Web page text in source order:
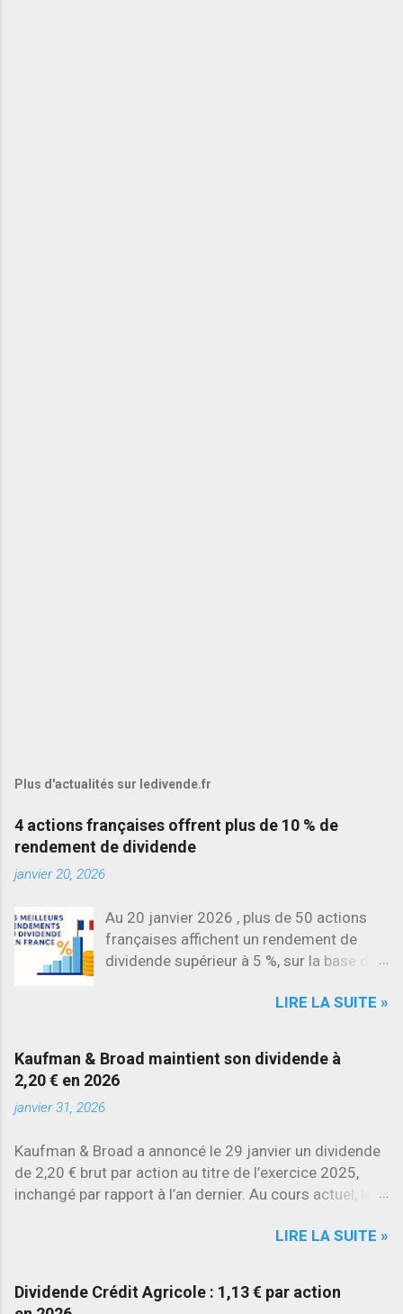
Plus d'actualités sur ledivende.fr
4 actions françaises offrent plus de 10 % de
rendement de dividende
janvier 20, 2026
Au 20 janvier 2026 , plus de 50 actions
françaises affichent un rendement de
dividende supérieur à 5 %, sur la base des
évolutions les plus marquantes concerne
Stellantis et Renault reculent déjà à deux
chiffres.
LIRE LA SUITE »
Kaufman & Broad maintient son dividende à
2,20 € en 2026
janvier 31, 2026
Kaufman & Broad a annoncé le 29 janvier un dividende
de 2,20 € brut par action au titre de l’exercice 2025,
inchangé par rapport à l’an dernier. Au cours actuel, le
LIRE LA SUITE »
Dividende Crédit Agricole : 1,13 € par action